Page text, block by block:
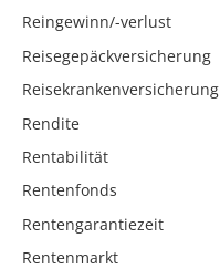
Reingewinn/-verlust
Reisegepäckversicherung
Reisekrankenversicherung
Rendite
Rentabilität
Rentenfonds
Rentengarantiezeit
Rentenmarkt